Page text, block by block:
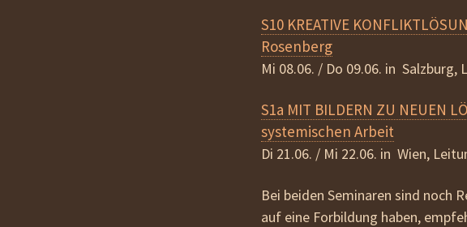
S10 KREATIVE
Rosenberg
Mi 08.06. / Do 09.06. in Salzburg,
S1a MIT BILDERN ZU NEUEN
systemischen Arbeit
Di 21.06. / Mi 22.06. in Wien,
Bei beiden Seminaren sind noch
auf eine Forbildung haben,